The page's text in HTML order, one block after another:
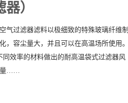
）
气过滤器滤料以极细致的特殊玻璃纤维制
，容尘量大，并且可以在高温场所使用。
同效率的材料做出的耐高温袋式过滤器风
量……